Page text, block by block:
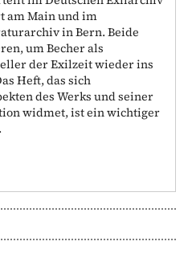
am Main und im
in Bern. Beide
um Becher als
der Exilzeit wieder ins
Heft, das sich
des Werks und seiner
widmet, ist ein wichtiger